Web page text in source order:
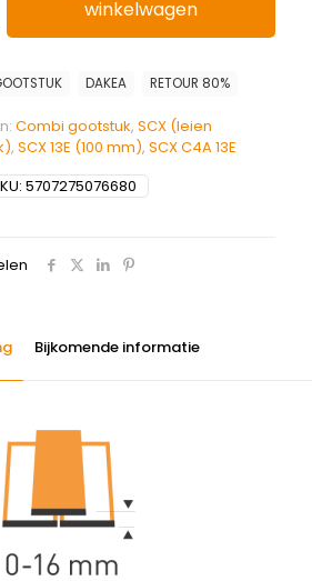
winkelwagen
5707275076680
Combi gootstuk, SCX (leien
, SCX 13E (100 mm), SCX C4A 13E
DAKEA RETOUR 80%
Bijkomende informatie